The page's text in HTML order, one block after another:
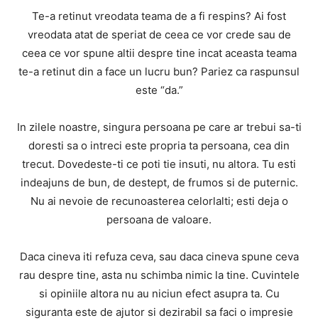
Te-a retinut vreodata teama de a fi respins? Ai fost
vreodata atat de speriat de ceea ce vor crede sau de
ceea ce vor spune altii despre tine incat aceasta teama
te-a retinut din a face un lucru bun? Pariez ca raspunsul
este “da.”
In zilele noastre, singura persoana pe care ar trebui sa-ti
doresti sa o intreci este propria ta persoana, cea din
trecut. Dovedeste-ti ce poti tie insuti, nu altora. Tu esti
indeajuns de bun, de destept, de frumos si de puternic.
Nu ai nevoie de recunoasterea celorlalti; esti deja o
persoana de valoare.
Daca cineva iti refuza ceva, sau daca cineva spune ceva
rau despre tine, asta nu schimba nimic la tine. Cuvintele
si opiniile altora nu au niciun efect asupra ta. Cu
siguranta este de ajutor si dezirabil sa faci o impresie